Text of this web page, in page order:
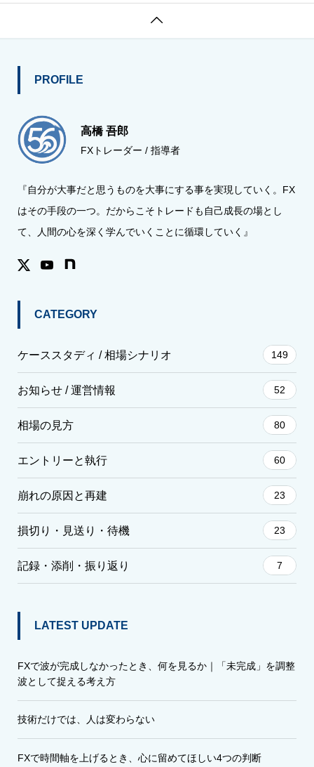

PROFILE
高橋 吾郎
FXトレーダー / 指導者
『自分が大事だと思うものを大事にする事を実現していく。FX
はその手段の一つ。だからこそトレードも自己成長の場とし
て、人間の心を深く学んでいくことに循環していく』
CATEGORY
ケーススタディ / 相場シナリオ 149
お知らせ / 運営情報 52
相場の見方 80
エントリーと執行 60
崩れの原因と再建 23
損切り・見送り・待機 23
記録・添削・振り返り 7
LATEST UPDATE
FXで波が完成しなかったとき、何を見るか｜「未完成」を調整
波として捉える考え方
技術だけでは、人は変わらない
FXで時間軸を上げるとき、心に留めてほしい4つの判断